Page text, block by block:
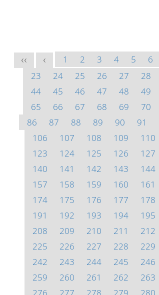
<< < 1 2 3 4 5 6
23
24 25 26 27 28
44
45 46 47 48 49
65
66 67 68 69 70
86
87 88 89 90 91
106
107 108 109 110
123
124 125 126 127
140
141 142 143 144
157
158 159 160 161
174
175 176 177 178
191
192 193 194 195
208
209 210 211 212
225
226 227 228 229
242
243 244 245 246
259
260 261 262 263